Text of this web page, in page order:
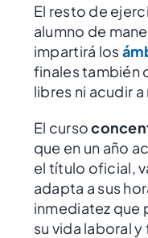
El resto de
alumno de
impartirá los
finales también
libres ni acudir
El curso
que en un año
el título oficial,
adapta a sus
inmediatez que
su vida laboral y